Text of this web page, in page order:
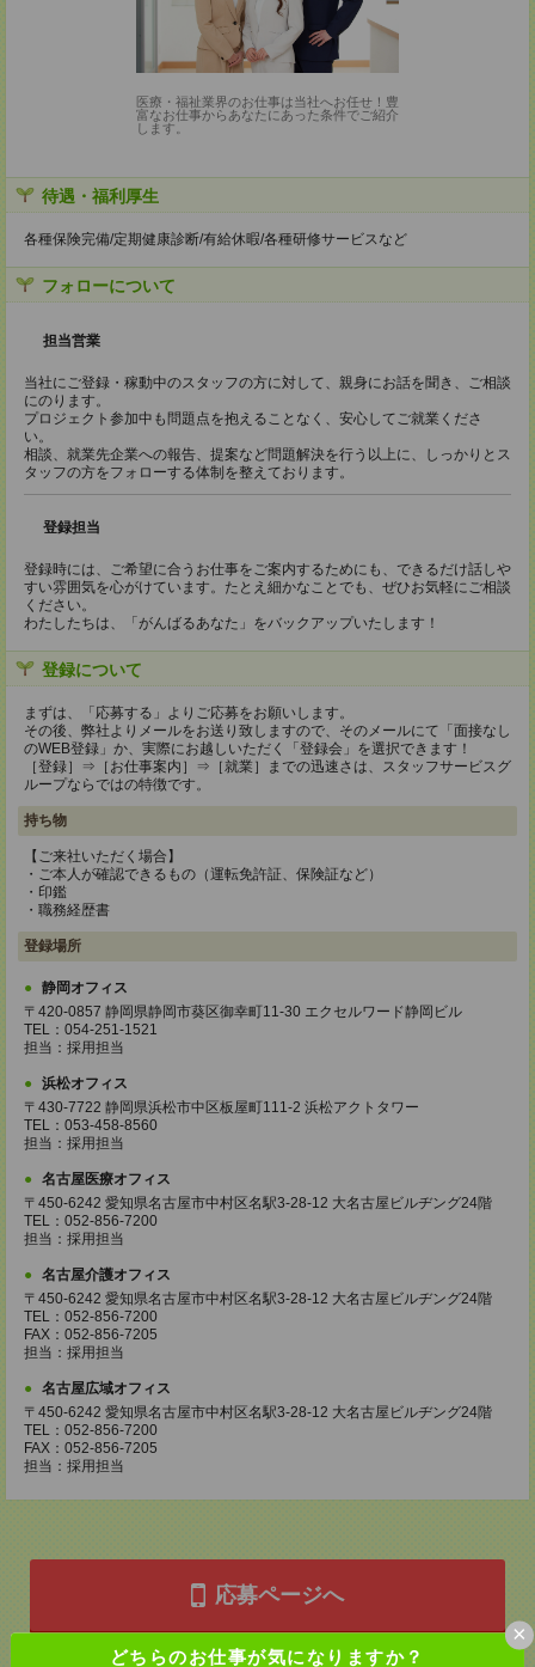
どちらのお仕事が気になりますか？
×
医療・福祉業界のお仕事は当社へお任せ！豊
富なお仕事からあなたにあった条件でご紹介
します。
待遇・福利厚生
各種保険完備/定期健康診断/有給休暇/各種研修サービスなど
フォローについて
担当営業
当社にご登録・稼動中のスタッフの方に対して、親身にお話を聞き、ご相談
にのります。
プロジェクト参加中も問題点を抱えることなく、安心してご就業くださ
い。
相談、就業先企業への報告、提案など問題解決を行う以上に、しっかりとス
タッフの方をフォローする体制を整えております。
登録担当
登録時には、ご希望に合うお仕事をご案内するためにも、できるだけ話しや
すい雰囲気を心がけています。たとえ細かなことでも、ぜひお気軽にご相談
ください。
わたしたちは、「がんばるあなた」をバックアップいたします！
登録について
まずは、「応募する」よりご応募をお願いします。
その後、弊社よりメールをお送り致しますので、そのメールにて「面接なし
のWEB登録」か、実際にお越しいただく「登録会」を選択できます！
［登録］⇒［お仕事案内］⇒［就業］までの迅速さは、スタッフサービスグ
ループならではの特徴です。
持ち物
【ご来社いただく場合】
・ご本人が確認できるもの（運転免許証、保険証など）
・印鑑
・職務経歴書
登録場所
静岡オフィス
〒420-0857 静岡県静岡市葵区御幸町11-30 エクセルワード静岡ビル
TEL：054-251-1521
担当：採用担当
浜松オフィス
〒430-7722 静岡県浜松市中区板屋町111-2 浜松アクトタワー
TEL：053-458-8560
担当：採用担当
名古屋医療オフィス
〒450-6242 愛知県名古屋市中村区名駅3-28-12 大名古屋ビルヂング24階
TEL：052-856-7200
担当：採用担当
名古屋介護オフィス
〒450-6242 愛知県名古屋市中村区名駅3-28-12 大名古屋ビルヂング24階
TEL：052-856-7200
FAX：052-856-7205
担当：採用担当
名古屋広域オフィス
〒450-6242 愛知県名古屋市中村区名駅3-28-12 大名古屋ビルヂング24階
TEL：052-856-7200
FAX：052-856-7205
担当：採用担当
応募ページへ